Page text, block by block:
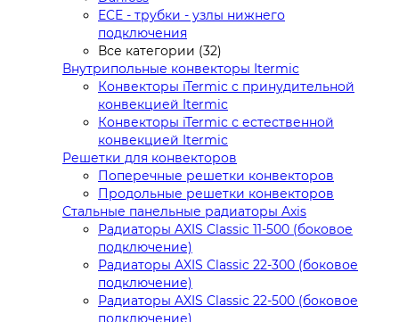
ECE - трубки - узлы нижнего
подключения
Все категории (32)
Внутрипольные конвекторы Itermic
Конвекторы iTermic c принудительной
конвекцией Itermic
Конвекторы iTermic с естественной
конвекцией Itermic
Решетки для конвекторов
Поперечные решетки конвекторов
Продольные решетки конвекторов
Стальные панельные радиаторы Axis
Радиаторы AXIS Classic 11-500 (боковое
подключение)
Радиаторы AXIS Classic 22-300 (боковое
подключение)
Радиаторы AXIS Classic 22-500 (боковое
подключение)